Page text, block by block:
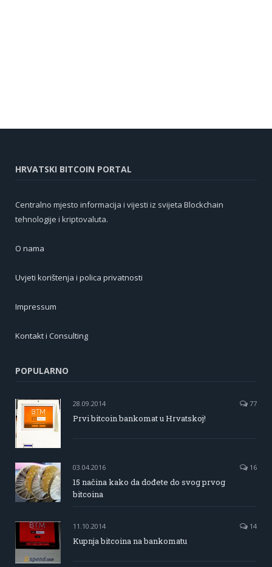
HRVATSKI BITCOIN PORTAL
Centralno mjesto informacija i vijesti iz svijeta Blockchain
tehnologije i kriptovaluta.
O nama
Uvjeti korištenja i polica privatnosti
Impressum
Kontakt i Consulting
POPULARNO
28.09.2014 77
Prvi bitcoin bankomat u Hrvatskoj!
03.04.2016 16
15 načina kako da dođete do svog prvog
bitcoina
11.10.2014 14
Kupnja bitcoina na bankomatu